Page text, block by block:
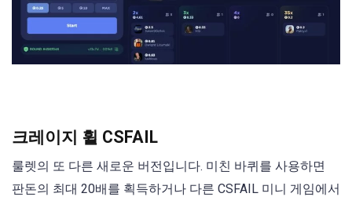
크레이지 휠 CSFAIL
룰렛의 또 다른 새로운 버전입니다. 미친 바퀴를 사용하면
판돈의 최대 20배를 획득하거나 다른 CSFAIL 미니 게임에서